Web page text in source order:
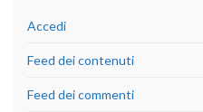
Accedi
Feed dei contenuti
Feed dei commenti